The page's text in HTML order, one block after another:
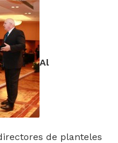
Al
de planteles